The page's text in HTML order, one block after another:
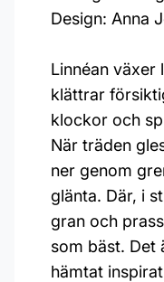
Design: Anna
Linnéan växer
klättrar
klockor och
När träden
ner genom
glänta. Där, i
gran och
som bäst. Det
hämtat